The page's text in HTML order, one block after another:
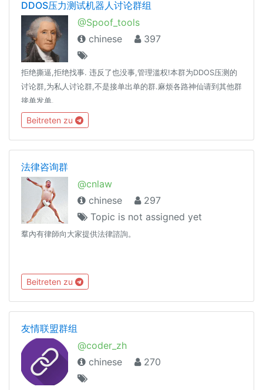
DDOS压力测试机器人讨论群组
@Spoof_tools
chinese
397
拒绝撕逼,拒绝找事. 违反了也没事,管理滥权!本群为DDOS压测的
讨论群,为私人讨论群,不是接单出单的群.麻烦各路神仙请到其他群
接单发单.
Beitreten zu
法律咨询群
@cnlaw
chinese
297
Topic is not assigned yet
羣內有律師向大家提供法律諮詢。
Beitreten zu
友情联盟群组
@coder_zh
chinese
270